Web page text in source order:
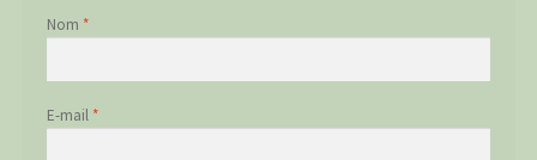
Nom *
E-mail *